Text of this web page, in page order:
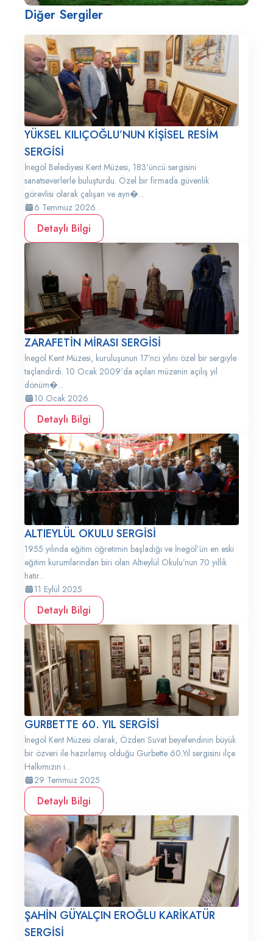
Diğer Sergiler
YÜKSEL KILIÇOĞLU’NUN KİŞİSEL RESİM
SERGİSİ
İnegöl Belediyesi Kent Müzesi, 183’üncü sergisini
sanatseverlerle buluşturdu. Özel bir firmada güvenlik
görevlisi olarak çalışan ve ayn�...
6 Temmuz 2026
Detaylı Bilgi
ZARAFETİN MİRASI SERGİSİ
İnegöl Kent Müzesi, kuruluşunun 17’nci yılını özel bir sergiyle
taçlandırdı. 10 Ocak 2009’da açılan müzenin açılış yıl
dönüm�...
10 Ocak 2026
Detaylı Bilgi
ALTIEYLÜL OKULU SERGİSİ
1955 yılında eğitim öğretimin başladığı ve İnegöl’ün en eski
eğitim kurumlarından biri olan Altıeylül Okulu’nun 70 yıllık
hatır...
11 Eylül 2025
Detaylı Bilgi
GURBETTE 60. YIL SERGİSİ
İnegöl Kent Müzesi olarak, Özden Suvat beyefendinin büyük
bir özveri ile hazırlamış olduğu Gurbette 60.Yıl sergisini ilçe
Halkımızın i...
29 Temmuz 2025
Detaylı Bilgi
ŞAHİN GÜYALÇIN EROĞLU KARİKATÜR
SERGİSİ